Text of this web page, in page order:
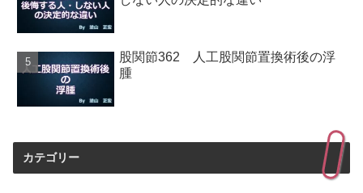
股関節362 人工股関節置換術後の浮
腫
カテゴリー